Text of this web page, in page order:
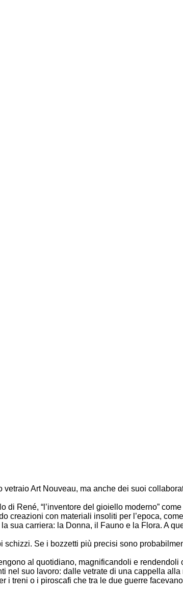
Art Nouveau, ma anche dei suoi
René, “l’inventore del gioiello moderno”
creazioni con materiali insoliti per l’epoca,
sua carriera: la Donna, il Fauno e la Flora. A
Se i bozzetti più precisi sono
al quotidiano, magnificandoli e rendendoli
nel suo lavoro: dalle vetrate di una cappella
i treni o i piroscafi che tra le due guerre